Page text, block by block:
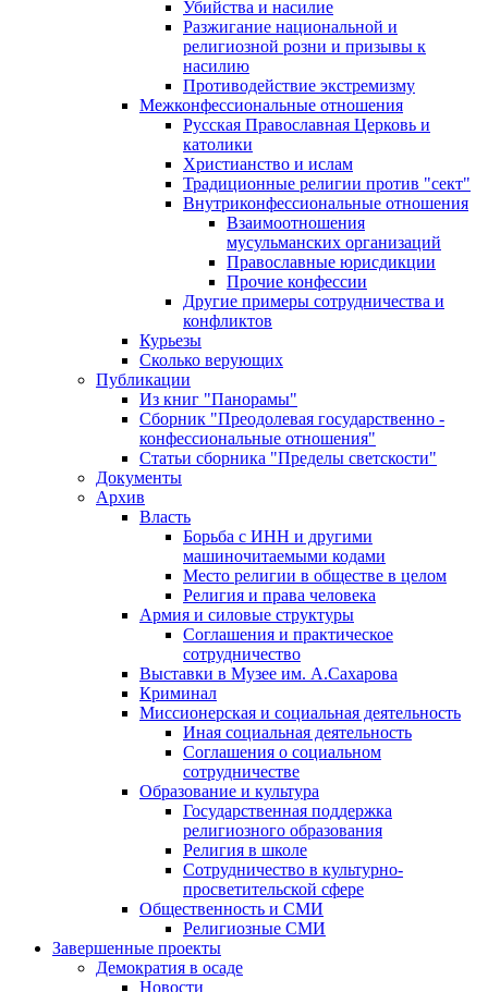
Убийства и насилие
Разжигание национальной и
религиозной розни и призывы к
насилию
Противодействие экстремизму
Межконфессиональные отношения
Русская Православная Церковь и
католики
Христианство и ислам
Традиционные религии против "сект"
Внутриконфессиональные отношения
Взаимоотношения
мусульманских организаций
Православные юрисдикции
Прочие конфессии
Другие примеры сотрудничества и
конфликтов
Курьезы
Сколько верующих
Публикации
Из книг "Панорамы"
Сборник "Преодолевая государственно -
конфессиональные отношения"
Статьи сборника "Пределы светскости"
Документы
Архив
Власть
Борьба с ИНН и другими
машиночитаемыми кодами
Место религии в обществе в целом
Религия и права человека
Армия и силовые структуры
Соглашения и практическое
сотрудничество
Выставки в Музее им. А.Сахарова
Криминал
Миссионерская и социальная деятельность
Иная социальная деятельность
Соглашения о социальном
сотрудничестве
Образование и культура
Государственная поддержка
религиозного образования
Религия в школе
Сотрудничество в культурно-
просветительской сфере
Общественность и СМИ
Религиозные СМИ
Завершенные проекты
Демократия в осаде
Новости